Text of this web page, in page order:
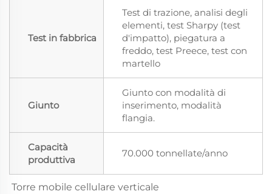
Test in fabbrica
Test di trazione, analisi degli
elementi, test Sharpy (test
d'impatto), piegatura a
freddo, test Preece, test con
martello
Giunto
Giunto con modalità di
inserimento, modalità
flangia.
Capacità
produttiva
70.000 tonnellate/anno
Torre mobile cellulare verticale